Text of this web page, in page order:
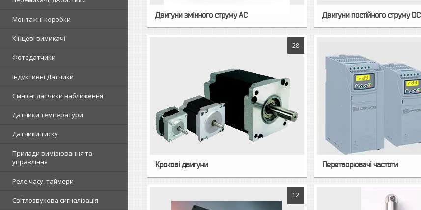
Монтажні коробки
Кінцеві вимикачі
Фотодатчики
Індуктивні Датчики
Ємнісні датчики наближення
Датчики температури
Датчики тиску
Прилади вимірювання та
управління
Реле часу, таймери
Світлозвукова сигналізація
Двигуни змінного струму AC Двигуни постійного струму DC
28
Крокові двигуни Перетворювачі частоти
12